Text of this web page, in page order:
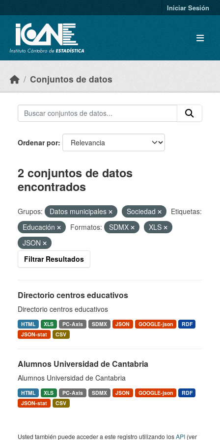
Iniciar Sesión
Conjuntos de datos
Ordenar por
2 conjuntos de datos
encontrados
Grupos: Datos municipales Sociedad
Etiquetas:
Educación
Formatos: SDMX
XLS
JSON
Filtrar Resultados
Directorio centros educativos
Directorio centros educativos
HTML XLS PC-Axis SDMX JSON GOOGLE-json
RDF
JSON-stat
CSV
Alumnos Universidad de Cantabria
Alumnos Universidad de Cantabria
HTML XLS PC-Axis SDMX JSON GOOGLE-json
RDF
JSON-stat
CSV
Usted también puede acceder a este registro utilizando losAPI (ver